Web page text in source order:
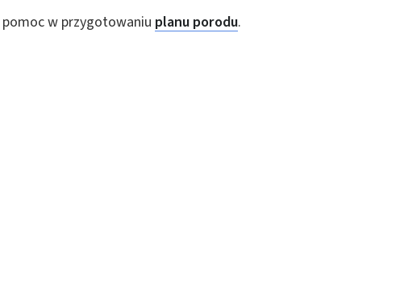
w przygotowaniu planu porodu.